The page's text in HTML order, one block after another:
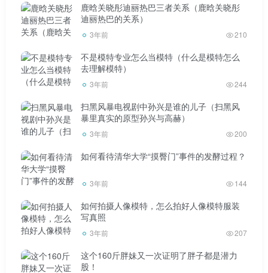
鹿晗关晓彤迪丽热巴三者关系（鹿晗关晓彤
迪丽热巴的关系）
3年前 210
不是模特专业怎么当模特（什么是模特怎么
去理解模特）
3年前 244
扫黑风暴电视剧中孙兴是谁的儿子（扫黑风
暴里真实的原型孙兴与高赫）
3年前 200
如何看待清华大学“摸臀门”事件的发酵过程？
3年前 144
如何拍摄人像模特，怎么拍好人像模特服装
写真照
3年前 207
这个160斤胖妹又一次证明了胖子都是潜力
股！